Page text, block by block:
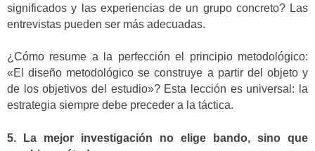
significados y las experiencias de un grupo concreto? Las
entrevistas pueden ser más adecuadas.
¿Cómo resume a la perfección el principio metodológico:
«El diseño metodológico se construye a partir del objeto y
de los objetivos del estudio»? Esta lección es universal: la
estrategia siempre debe preceder a la táctica.
5. La mejor investigación no elige bando, sino que